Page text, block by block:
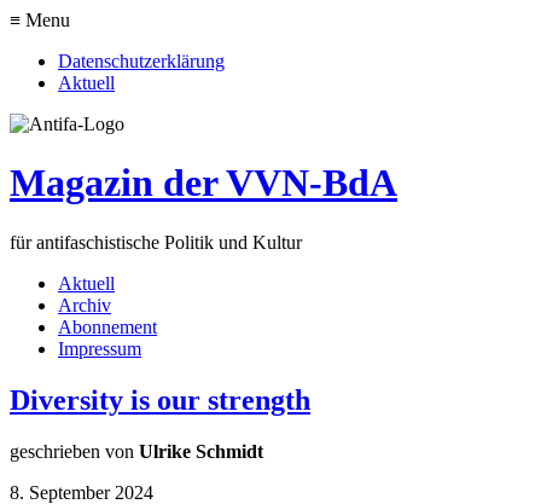
≡ Menu
Datenschutzerklärung
Aktuell
Magazin der VVN-BdA
für antifaschistische Politik und Kultur
Aktuell
Archiv
Abonnement
Impressum
Diversity is our strength
geschrieben von Ulrike Schmidt
8. September 2024